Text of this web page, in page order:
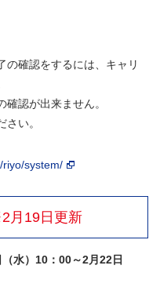
の確認をするには、キャリ
認が出来ません。
い。
riyo/system/
月19日更新
水）10：00～2月22日